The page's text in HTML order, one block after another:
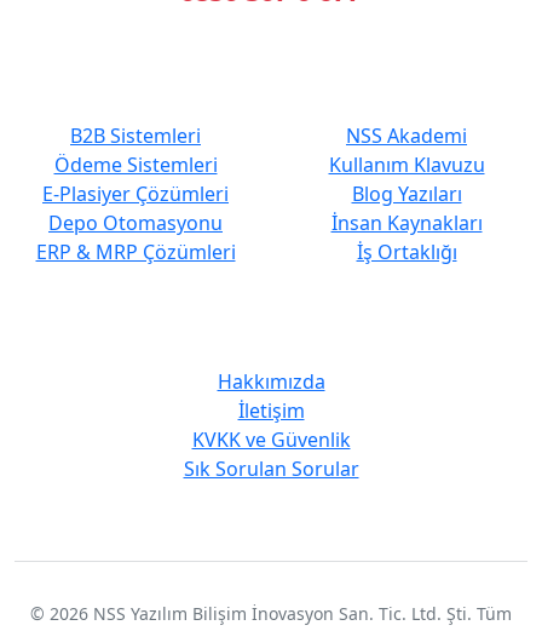
B2B Sistemleri
Ödeme Sistemleri
E-Plasiyer Çözümleri
Depo Otomasyonu
ERP & MRP Çözümleri
NSS Akademi
Kullanım Klavuzu
Blog Yazıları
İnsan Kaynakları
İş Ortaklığı
Hakkımızda
İletişim
KVKK ve Güvenlik
Sık Sorulan Sorular
© 2026 NSS Yazılım Bilişim İnovasyon San. Tic. Ltd. Şti. Tüm